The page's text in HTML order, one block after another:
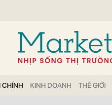
CHÍNH KINH DOANH THẾ GIỚI
luận